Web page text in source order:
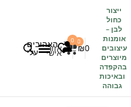
ייצור
כחול
לבן –
אומנות
עיצובים
מיוצרים
בהקפדה
ובאיכות
גבוהה
₪0
0 האהובים
עלי
0
אזור
אישי